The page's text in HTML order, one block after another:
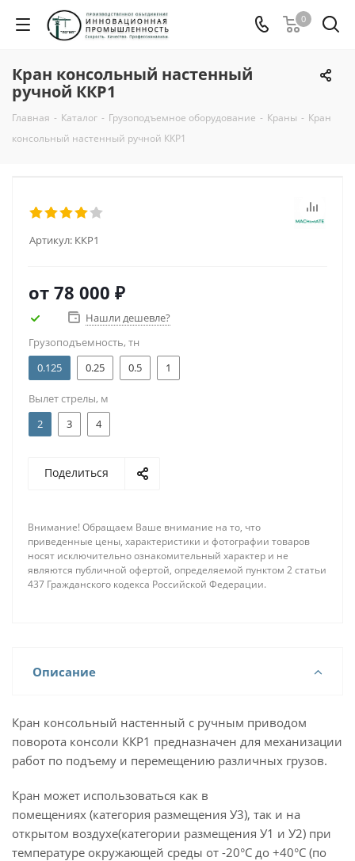
0
Кран консольный настенный
ручной ККР1
Главная - Каталог - Грузоподъемное оборудование - Краны - Кран
консольный настенный ручной ККР1
Артикул: ККР1
от 78 000 ₽
Нашли дешевле?
Грузоподъемность, тн
0.125
0.25 0.5 1
Вылет стрелы, м
2
3 4
Поделиться
Внимание! Обращаем Ваше внимание на то, что
приведенные цены, характеристики и фотографии товаров
носят исключительно ознакомительный характер и не
являются публичной офертой, определяемой пунктом 2 статьи
437 Гражданского кодекса Российской Федерации.
Описание
Кран консольный настенный с ручным приводом
поворота консоли ККР1 предназначен для механизации
работ по подъему и перемещению различных грузов.
Кран может использоваться как в
помещениях (категория размещения У3), так и на
открытом воздухе(категории размещения У1 и У2) при
температуре окружающей среды от -20°С до +40°С (по